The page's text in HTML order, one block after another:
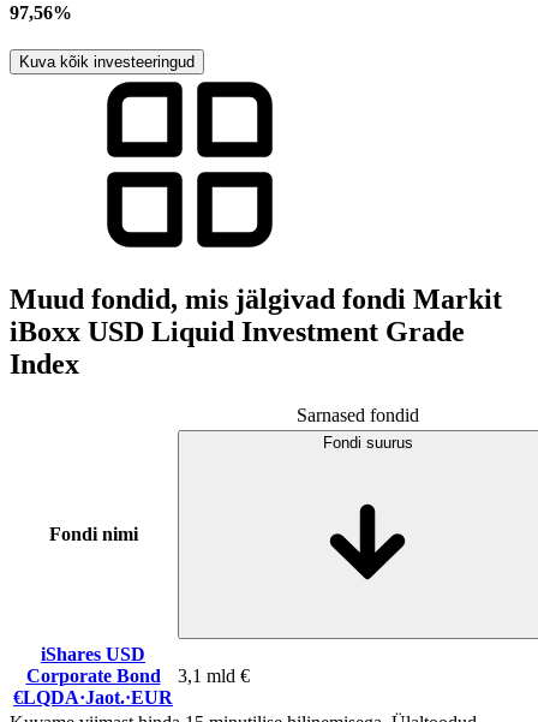
97,56%
Kuva kõik investeeringud
Muud fondid, mis jälgivad fondi Markit
iBoxx USD Liquid Investment Grade
Index
Sarnased fondid
Fondi nimi
Fondi suurus
iShares USD
Corporate Bond
€LQDA·Jaot.·EUR
3,1 mld €